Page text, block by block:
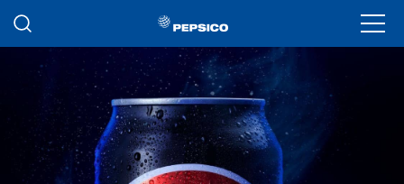
Skip to main content